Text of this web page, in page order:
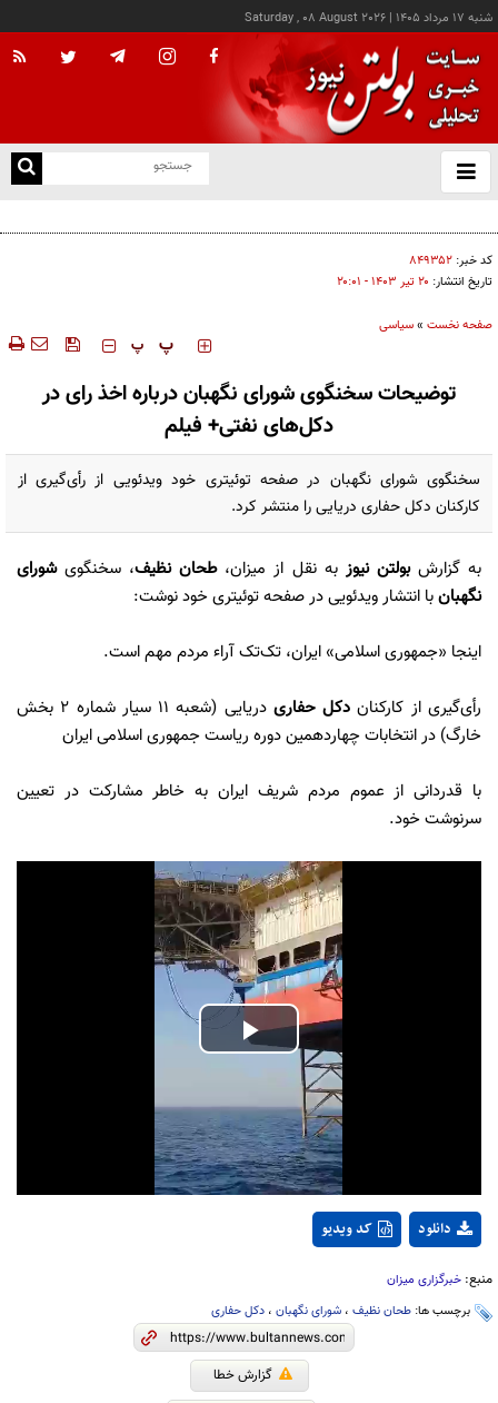
شنبه ۱۷ مرداد ۱۴۰۵ |
Saturday , 08 August 2026
باز
و
کد خبر: ۸۴۹۳۵۲
تاریخ انتشار: ۲۰ تير ۱۴۰۳ - ۲۰:۰۱
صفحه نخست »سیاسی
‍‍‍ پ پ
توضیحات سخنگوی شورای نگهبان درباره اخذ رای در
دکل‌های نفتی+ فیلم
سخنگوی شورای نگهبان در صفحه توئیتری خود ویدئویی از رأی‌گیری از
کارکنان دکل حفاری دریایی را منتشر کرد.
به گزارشبولتن نیوز به نقل از میزان، طحان نظیف، سخنگویشورای
نگهبانبا انتشار ویدئویی در صفحه توئیتری خود نوشت:
اینجا «جمهوری اسلامی» ایران، تک‌تک آراء مردم مهم است.
رأی‌گیری از کارکنان دکل حفاری
دریایی (شعبه ۱۱ سیار شماره ۲ بخش
خارگ) در انتخابات چهاردهمین دوره ریاست جمهوری اسلامی ایران
با قدردانی از عموم مردم شریف ایران به خاطر مشارکت در تعیین
سرنوشت خود.
Play
Video
کد ویدیو دانلود
منبع: خبرگزاری میزان
برچسب ها: طحان نظیف ، شورای نگهبان ، دکل حفاری
گزارش خطا